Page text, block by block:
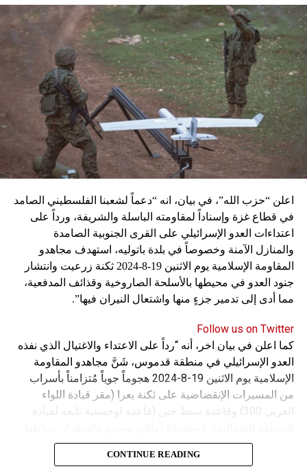
اعلن “حزب الله”، في بيان، انه “دعماً لشعبنا الفلسطيني الصامد
في قطاع غزة وإسناداً لمقاومته الباسلة ‌‏‌‏‌والشريفة، ورداً على
اعتداءات العدو الإسرائيلي على القرى الجنوبية الصامدة
والمنازل الآمنة وخصوصاً في بلدة باتوليه، استهدف مجاهدو
المقاومة الإسلامية يوم الاثنين 19-8-2024 ثكنة زرعيت وانتشار
جنود العدو في محيطها بالأسلحة الصاروخية وقذائف المدفعية،
مما أدى إلى تدمير جزءٍ منها واشتعال النيران فيها”.
Follow us on Twitter
كما اعلن في بيان اخر، أنه “رداً على الاعتداء والاغتيال الذي نفذه
العدو الإسرائيلي في منطقة قدموس، شَنَّ مجاهدو المقاومة
الإسلامية يوم الاثنين 19-8-2024 هجوماً جوياً مُتزامناً بأسراب
من المسيرات الإنقضاضية على ثكنة يعرا (مقر قيادة اللواء
الغربي 300) وقاعدة سنط جين (قاعدة لوجستية تابعة لقيادة
وجنودها وأصابت أهدافها بدقة وأوقعت فيهم عدداً من القتلى
CONTINUE READING